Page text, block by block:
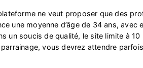
ne veut proposer que des
une moyenne d’âge de 34 ans,
un soucis de qualité, le site limite à 10
vous devrez attendre